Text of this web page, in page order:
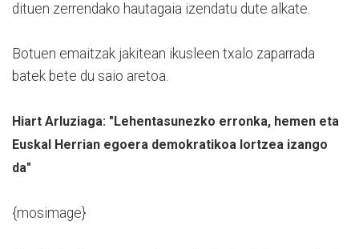
dituen zerrendako hautagaia izendatu dute alkate.
Botuen emaitzak jakitean ikusleen txalo zaparrada
batek bete du saio aretoa.
Hiart Arluziaga: "Lehentasunezko erronka, hemen eta
Euskal Herrian egoera demokratikoa lortzea izango
da"
{mosimage}